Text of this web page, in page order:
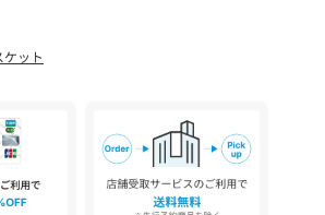
り具合やパソコンなどの閲覧環境によ
って見える場合がございます。あらかじめ
商品単体の画像をご参照ください。
ット